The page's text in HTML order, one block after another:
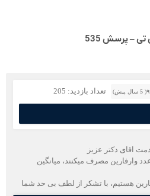
535
تعداد بازدید: 205
دکتر عزیز
مصرف میکنند، میانگین
با تشکر از لطف بی حد شما